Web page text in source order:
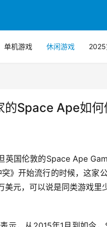
单机游戏 休闲游戏 2025
Space Ape如何
英国伦敦的Space Ape
》开始流行的时候，这家
元，可以说是同类游戏里